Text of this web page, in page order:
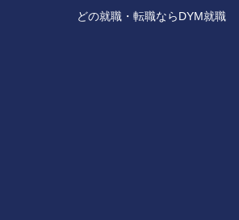
どの就職・転職ならDYM就職